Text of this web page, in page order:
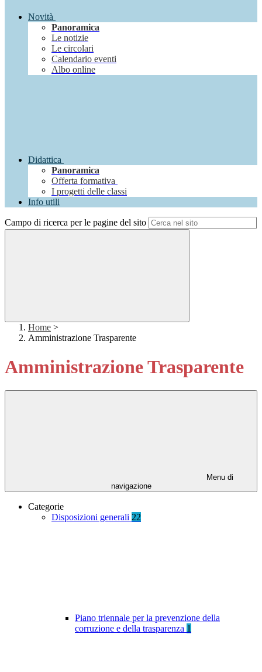
Novità
Panoramica
Le notizie
Le circolari
Calendario eventi
Albo online
Didattica
Panoramica
Offerta formativa
I progetti delle classi
Info utili
Campo di ricerca per le pagine del sito
Home >
Amministrazione Trasparente
Amministrazione Trasparente
Menu di
navigazione
Categorie
Disposizioni generali 22
Piano triennale per la prevenzione della
corruzione e della trasparenza 1